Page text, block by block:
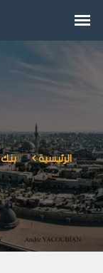
الرئيسية